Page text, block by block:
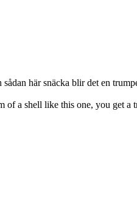
här snäcka blir det en
of a shell like this one, you get